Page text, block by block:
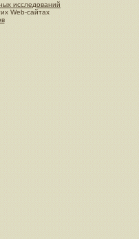
исследований
Web-сайтах